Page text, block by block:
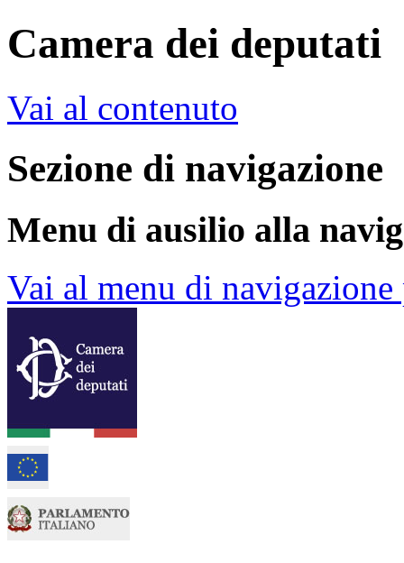
Camera dei deputati
Vai al contenuto
Sezione di navigazione
Menu di ausilio alla
Vai al menu di